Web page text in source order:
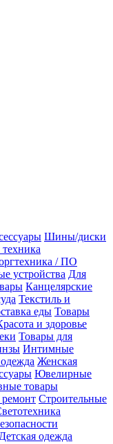
Шины/диски
/ ПО
устройства Для
Канцелярские
Текстиль и
еды Товары
и здоровье
Товары для
Интимные
Женская
Ювелирные
товары
ремонт Строительные
Детская одежда